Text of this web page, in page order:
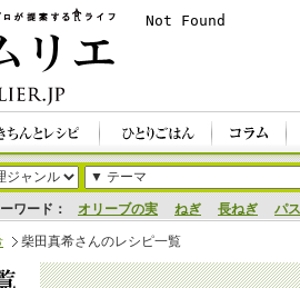
ワード： オリーブの実 ねぎ 長ねぎ パ
柴田真希さんのレシピ一覧